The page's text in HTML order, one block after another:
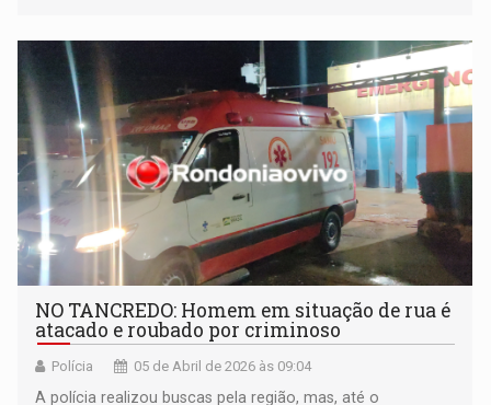
NO TANCREDO: Homem em situação de rua é
atacado e roubado por criminoso
Polícia 05 de Abril de 2026 às 09:04
A polícia realizou buscas pela região, mas, até o